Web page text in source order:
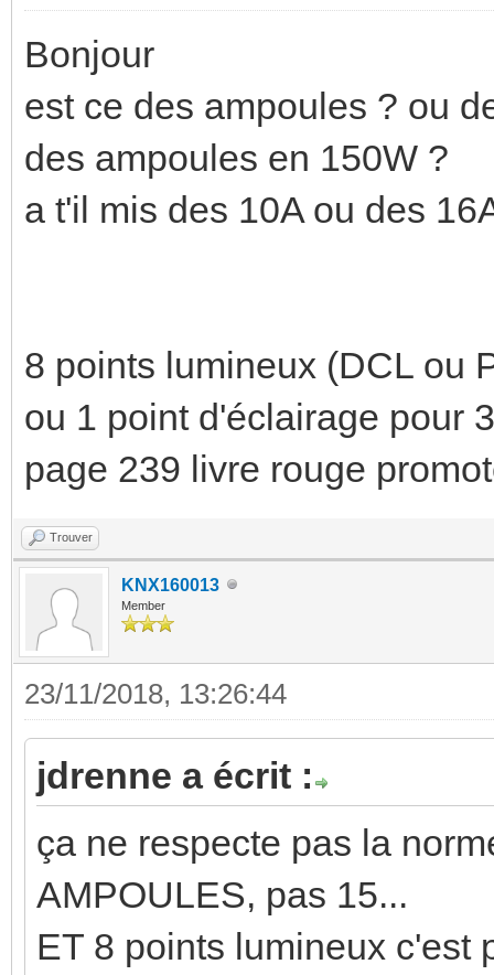
Bonjour
est ce des ampoules ? ou
des ampoules en 150W ?
a t'il mis des 10A ou des
8 points lumineux (DCL ou
ou 1 point d'éclairage pour
page 239 livre rouge
Trouver
KNX160013
Member
23/11/2018, 13:26:44
jdrenne a écrit :
ça ne respecte pas la
AMPOULES, pas 15...
ET 8 points lumineux c'est